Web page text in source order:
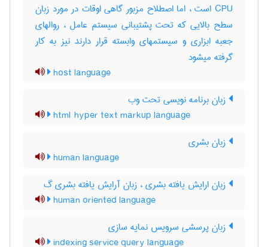
CPU است ، اما اصطلاح مزبور گاهی اوقات در مورد زبان
سطح بالایی که تحت پشتیبانی سیستم عامل ، روالهای
جعبه ابزاری و سیستمهای وابسته قرار دارند نیز به کار
گرفته میشود
host language
زبان برنامه نویسی تحت وب
html hyper text markup language
زبان بشری
human language
زبان ارایش یافته بشری ، زبان آرایش یافته بشری گ
human oriented language
زبان پرسشی سرویس نمایه سازی
indexing service query language